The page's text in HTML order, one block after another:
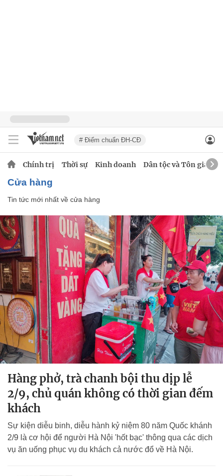
# Điểm chuẩn ĐH-CĐ
Chính trị Thời sự Kinh doanh Dân tộc và Tôn giáo
cửa hàng
Tin tức mới nhất về cửa hàng
Hàng phở, trà chanh bội thu dịp lễ
2/9, chủ quán không có thời gian đếm
khách
Sự kiện diễu binh, diễu hành kỷ niệm 80 năm Quốc khánh
2/9 là cơ hội để người Hà Nội 'hốt bạc' thông qua các dịch
vụ ăn uống phục vụ du khách cả nước đổ về Hà Nội.